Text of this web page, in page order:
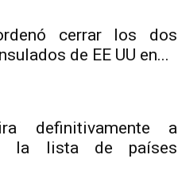
cerrar los dos
de EE UU en...
definitivamente a
la lista de países